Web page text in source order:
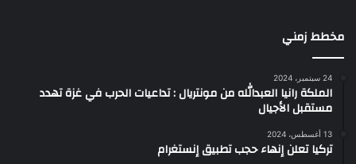
مخطط زمني
24 سبتمبر، 2024
الملكة رانيا العبدالله من مونتريال : تداعيات الحرب في غزة تهدد
مستقبل الأجيال
13 أغسطس، 2024
تركيا تعلن إنهاء حجب تطبيق إنستغرام